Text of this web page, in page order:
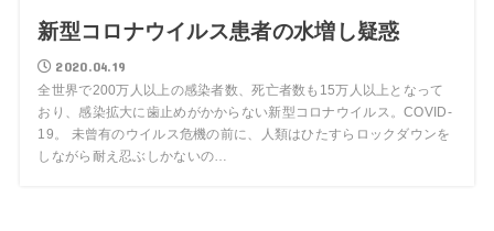
新型コロナウイルス患者の水増し疑惑
2020.04.19
全世界で200万人以上の感染者数、死亡者数も15万人以上となって
おり、感染拡大に歯止めがかからない新型コロナウイルス。COVID-
19。 未曾有のウイルス危機の前に、人類はひたすらロックダウンを
しながら耐え忍ぶしかないの…